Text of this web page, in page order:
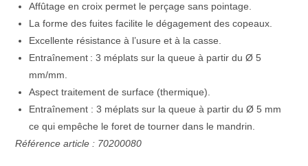
Affûtage en croix permet le perçage sans pointage.
La forme des fuites facilite le dégagement des copeaux.
Excellente résistance à l’usure et à la casse.
Entraînement : 3 méplats sur la queue à partir du Ø 5
mm/mm.
Aspect traitement de surface (thermique).
Entraînement : 3 méplats sur la queue à partir du Ø 5 mm
ce qui empêche le foret de tourner dans le mandrin.
Référence article : 70200080